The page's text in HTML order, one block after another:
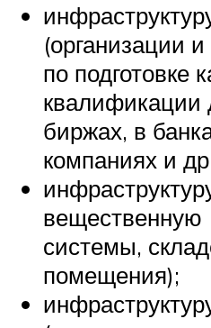
(организации
по подготовке
квалификации
биржах, в
компаниях и
вещественную
системы,
помещения);